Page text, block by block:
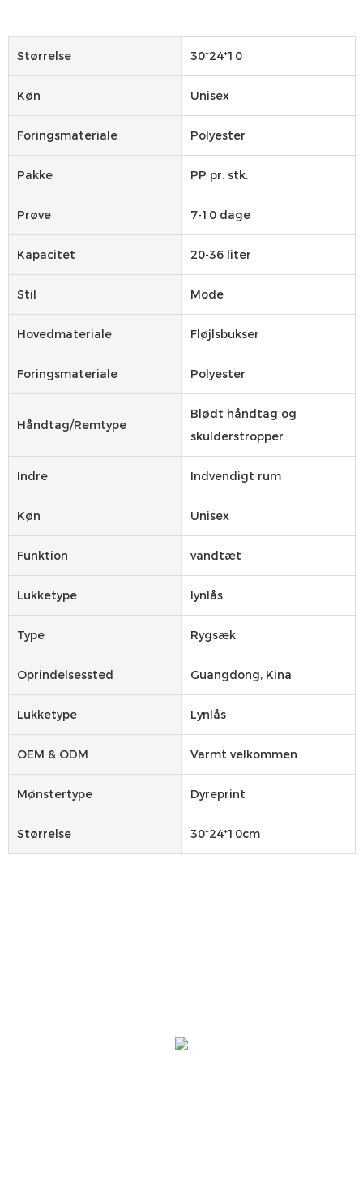
Størrelse 30*24*10
Køn Unisex
Foringsmateriale Polyester
Pakke PP pr. stk.
Prøve 7-10 dage
Kapacitet 20-36 liter
Stil Mode
Hovedmateriale Fløjlsbukser
Foringsmateriale Polyester
Håndtag/remtype
Blødt håndtag og
skulderstropper
Indre Indvendigt rum
Køn Unisex
Funktion vandtæt
Lukketype lynlås
Type Rygsæk
Oprindelsessted Guangdong, Kina
Lukketype Lynlås
OEM & ODM Varmt velkommen
Mønstertype Dyreprint
Størrelse 30*24*10cm